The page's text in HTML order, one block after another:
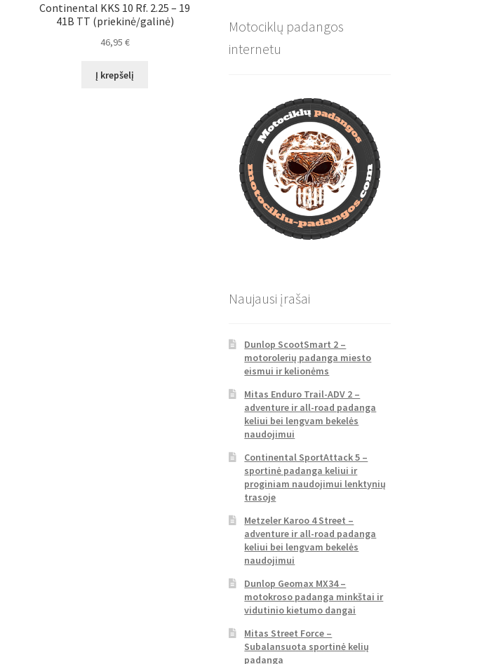
Continental KKS 10 Rf. 2.25 – 19
41B TT (priekinė/galinė)
46,95 €
Į krepšelį
Motociklų padangos
internetu
Naujausi įrašai
Dunlop ScootSmart 2 –
motorolerių padanga miesto
eismui ir kelionėms
Mitas Enduro Trail-ADV 2 –
adventure ir all-road padanga
keliui bei lengvam bekelės
naudojimui
Continental SportAttack 5 –
sportinė padanga keliui ir
proginiam naudojimui lenktynių
trasoje
Metzeler Karoo 4 Street –
adventure ir all-road padanga
keliui bei lengvam bekelės
naudojimui
Dunlop Geomax MX34 –
motokroso padanga minkštai ir
vidutinio kietumo dangai
Mitas Street Force –
Subalansuota sportinė kelių
padanga